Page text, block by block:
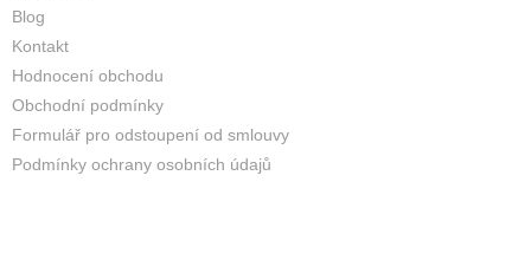
Blog
Kontakt
Hodnocení obchodu
Obchodní podmínky
Formulář pro odstoupení od smlouvy
Podmínky ochrany osobních údajů